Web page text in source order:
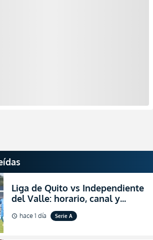
Liga de Quito vs Independiente
del Valle: horario, canal y
dónde ver EN VIVO el
partidazo por la fecha 24 de la
schedule hace 1 día Serie A